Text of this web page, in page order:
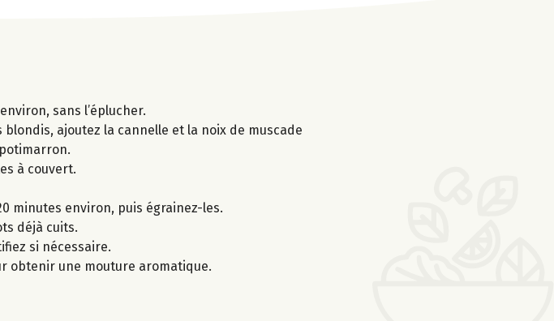
sans l’éplucher.
blondis, ajoutez la cannelle et la noix de muscade
à couvert.
minutes environ, puis égrainez-les.
déjà cuits.
si nécessaire.
obtenir une mouture aromatique.